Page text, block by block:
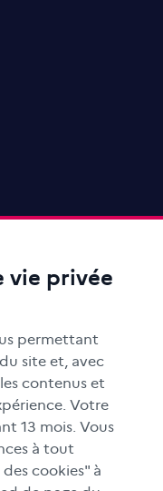
vie privée
permettant
site et, avec
contenus et
Votre
13 mois. Vous
à tout
cookies" à